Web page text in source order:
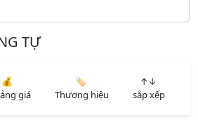
TỰ
💰
giá
🏷️
Thương hiệu
↑↓
sắp xếp